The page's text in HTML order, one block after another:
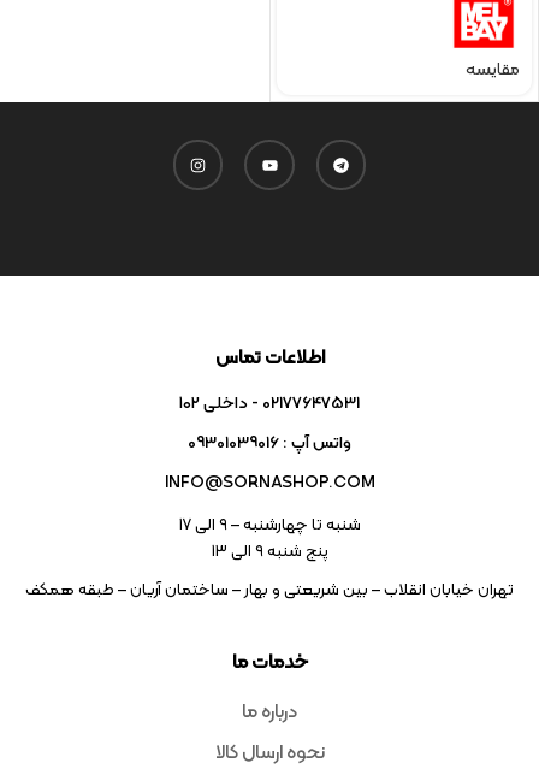
مقایسه
خدمات ما
درباره ما
نحوه ارسال کالا
اطلاعات تماس
02177647531 - داخلی ۱۰۲
واتس آپ : 09301039016
INFO@SORNASHOP.COM
شنبه تا چهارشنبه – ۹ الی 17
پنج شنبه ۹ الی 13
تهران خیابان انقلاب – بین شریعتی و بهار – ساختمان آریان – طبقه همکف